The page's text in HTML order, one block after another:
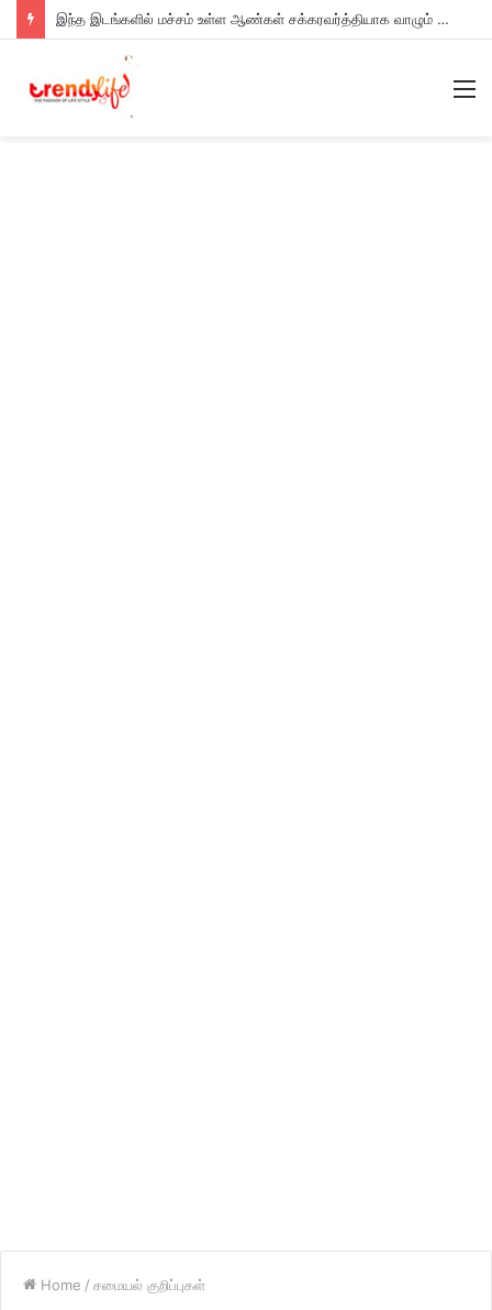
இந்த இடங்களில் மச்சம் உள்ள ஆண்கள் சக்கரவர்த்தியாக வாழும் அதிர்ஷ்டம் உள்ளவர்களாம் – உங்களுக்கு இருக்கா?
Home / சமையல் குறிப்புகள்